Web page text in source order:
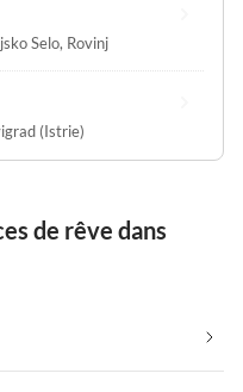
Selo, Rovinj
(Istrie)
de rêve dans